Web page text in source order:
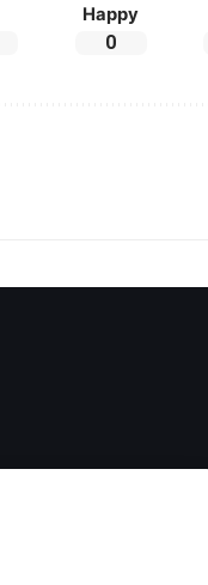
Happy
0